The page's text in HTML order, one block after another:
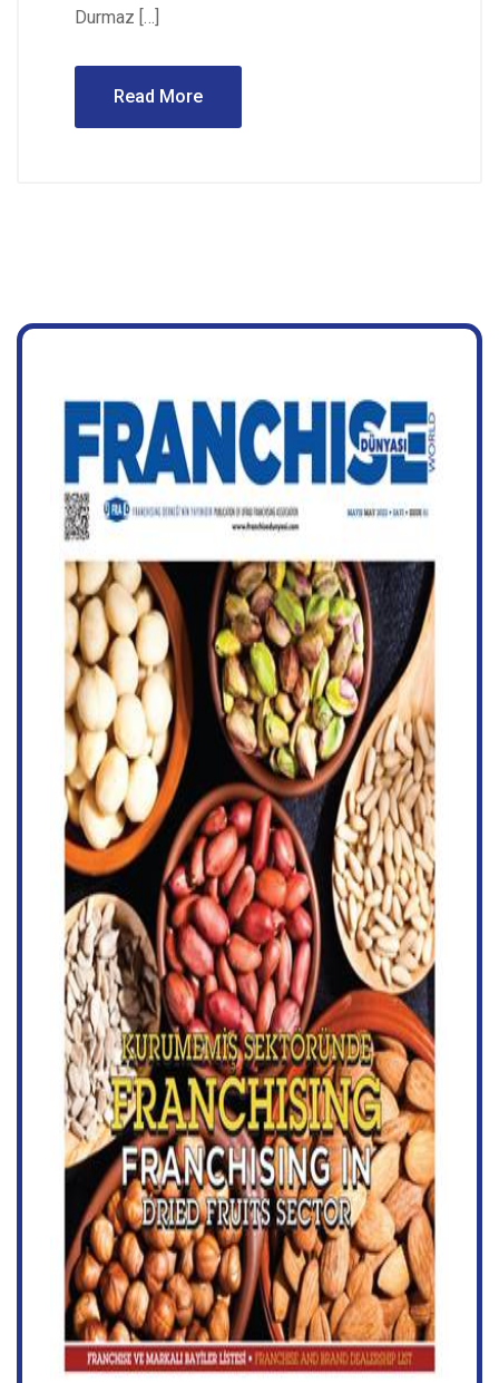
Durmaz […]
Read More